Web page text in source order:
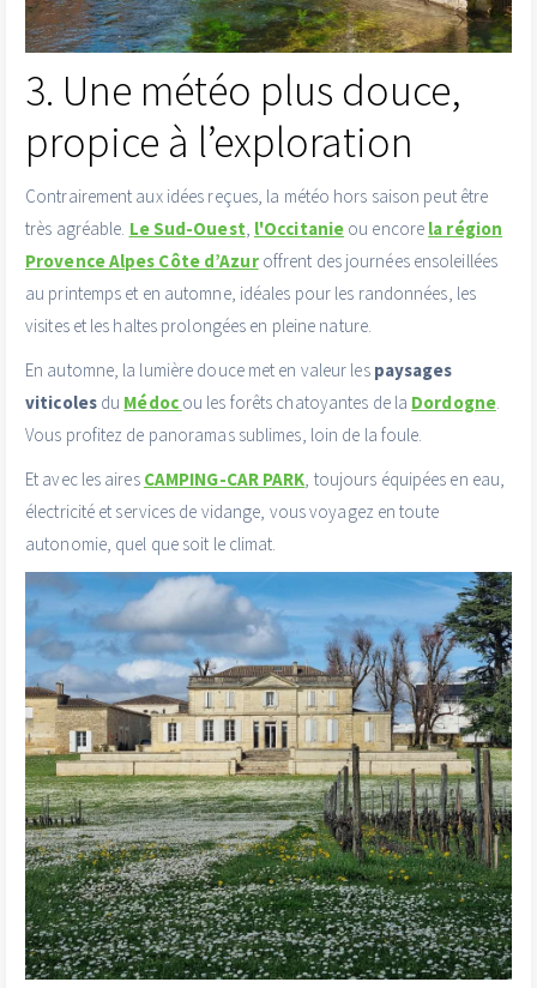
3. Une météo plus douce,
propice à l’exploration
Contrairement aux idées reçues, la météo hors saison peut être
très agréable. Le Sud-Ouest l'Occitanie ou encore la région
Provence Alpes Côte d’Azuroffrent des journées ensoleillées
au printemps et en automne, idéales pour les randonnées, les
visites et les haltes prolongées en pleine nature.
En automne, la lumière douce met en valeur les paysages
viticolesdu Médoc ou les forêts chatoyantes de la Dordogne.
Vous profitez de panoramas sublimes, loin de la foule.
Et avec les aires CAMPING-CAR PARK , toujours équipées en eau,
électricité et services de vidange, vous voyagez en toute
autonomie, quel que soit le climat.